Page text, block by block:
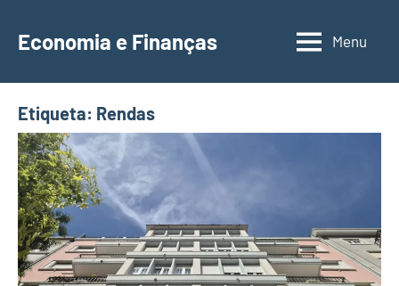
para
conteúdo
Economia e Finanças
Depósitos
IRS,
Finanças
Pessoais,
Calendários
Menu
Etiqueta: Rendas